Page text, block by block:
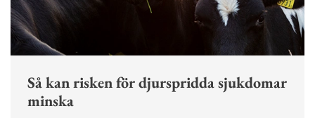
Så kan risken för djurspridda sjukdomar
minska